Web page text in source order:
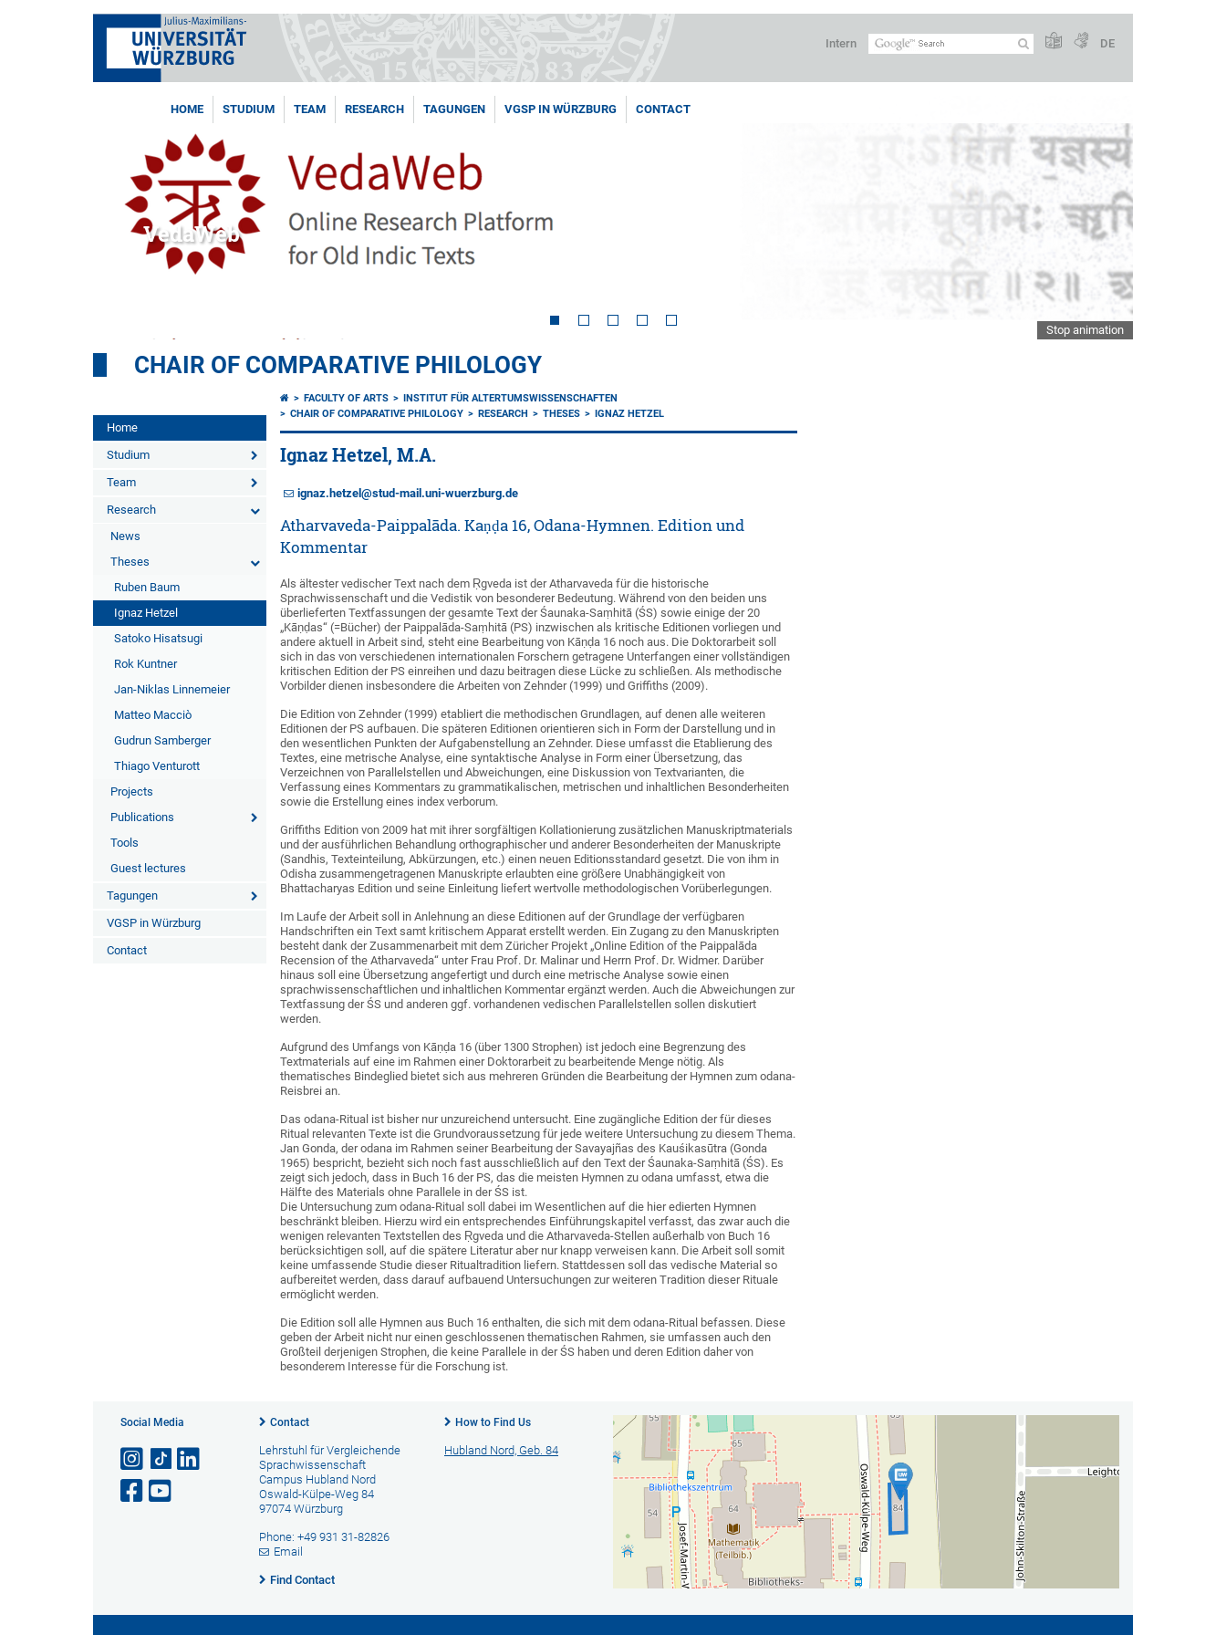
Intern DE
HOME STUDIUM TEAM RESEARCH TAGUNGEN VGSP IN WÜRZBURG CONTACT
VedaWeb
Stop animation
CHAIR OF COMPARATIVE PHILOLOGY
Home
Studium
Team
Research
News
Theses
Ruben Baum
Ignaz Hetzel
Satoko Hisatsugi
Rok Kuntner
Jan-Niklas Linnemeier
Matteo Macciò
Gudrun Samberger
Thiago Venturott
Projects
Publications
Tools
Guest lectures
Tagungen
VGSP in Würzburg
Contact
FACULTY OF ARTS
INSTITUT FÜR ALTERTUMSWISSENSCHAFTEN
CHAIR OF COMPARATIVE PHILOLOGY
RESEARCH THESES IGNAZ HETZEL
Ignaz Hetzel, M.A.
ignaz.hetzel@stud-mail.uni-wuerzburg.de
Atharvaveda-Paippalāda. Kaṇḍa 16, Odana-Hymnen. Edition und
Kommentar
Als ältester vedischer Text nach dem Ṛgveda ist der Atharvaveda für die historische
Sprachwissenschaft und die Vedistik von besonderer Bedeutung. Während von den beiden uns
überlieferten Textfassungen der gesamte Text der Śaunaka-Saṃhitā (ŚS) sowie einige der 20
„Kāṇḍas“ (=Bücher) der Paippalāda-Saṃhitā (PS) inzwischen als kritische Editionen vorliegen und
andere aktuell in Arbeit sind, steht eine Bearbeitung von Kāṇḍa 16 noch aus. Die Doktorarbeit soll
sich in das von verschiedenen internationalen Forschern getragene Unterfangen einer vollständigen
kritischen Edition der PS einreihen und dazu beitragen diese Lücke zu schließen. Als methodische
Vorbilder dienen insbesondere die Arbeiten von Zehnder (1999) und Griffiths (2009).
Die Edition von Zehnder (1999) etabliert die methodischen Grundlagen, auf denen alle weiteren
Editionen der PS aufbauen. Die späteren Editionen orientieren sich in Form der Darstellung und in
den wesentlichen Punkten der Aufgabenstellung an Zehnder. Diese umfasst die Etablierung des
Textes, eine metrische Analyse, eine syntaktische Analyse in Form einer Übersetzung, das
Verzeichnen von Parallelstellen und Abweichungen, eine Diskussion von Textvarianten, die
Verfassung eines Kommentars zu grammatikalischen, metrischen und inhaltlichen Besonderheiten
sowie die Erstellung eines index verborum.
Griffiths Edition von 2009 hat mit ihrer sorgfältigen Kollationierung zusätzlichen Manuskriptmaterials
und der ausführlichen Behandlung orthographischer und anderer Besonderheiten der Manuskripte
(Sandhis, Texteinteilung, Abkürzungen, etc.) einen neuen Editionsstandard gesetzt. Die von ihm in
Odisha zusammengetragenen Manuskripte erlaubten eine größere Unabhängigkeit von
Bhattacharyas Edition und seine Einleitung liefert wertvolle methodologischen Vorüberlegungen.
Im Laufe der Arbeit soll in Anlehnung an diese Editionen auf der Grundlage der verfügbaren
Handschriften ein Text samt kritischem Apparat erstellt werden. Ein Zugang zu den Manuskripten
besteht dank der Zusammenarbeit mit dem Züricher Projekt „Online Edition of the Paippalāda
Recension of the Atharvaveda“ unter Frau Prof. Dr. Malinar und Herrn Prof. Dr. Widmer. Darüber
hinaus soll eine Übersetzung angefertigt und durch eine metrische Analyse sowie einen
sprachwissenschaftlichen und inhaltlichen Kommentar ergänzt werden. Auch die Abweichungen zur
Textfassung der ŚS und anderen ggf. vorhandenen vedischen Parallelstellen sollen diskutiert
werden.
Aufgrund des Umfangs von Kāṇḍa 16 (über 1300 Strophen) ist jedoch eine Begrenzung des
Textmaterials auf eine im Rahmen einer Doktorarbeit zu bearbeitende Menge nötig. Als
thematisches Bindeglied bietet sich aus mehreren Gründen die Bearbeitung der Hymnen zum odana-
Reisbrei an.
Das odana-Ritual ist bisher nur unzureichend untersucht. Eine zugängliche Edition der für dieses
Ritual relevanten Texte ist die Grundvoraussetzung für jede weitere Untersuchung zu diesem Thema.
Jan Gonda, der odana im Rahmen seiner Bearbeitung der Savayajñas des Kauśikasūtra (Gonda
1965) bespricht, bezieht sich noch fast ausschließlich auf den Text der Śaunaka-Saṃhitā (ŚS). Es
zeigt sich jedoch, dass in Buch 16 der PS, das die meisten Hymnen zu odana umfasst, etwa die
Hälfte des Materials ohne Parallele in der ŚS ist.
Die Untersuchung zum odana-Ritual soll dabei im Wesentlichen auf die hier edierten Hymnen
beschränkt bleiben. Hierzu wird ein entsprechendes Einführungskapitel verfasst, das zwar auch die
wenigen relevanten Textstellen des Ṛgveda und die Atharvaveda-Stellen außerhalb von Buch 16
berücksichtigen soll, auf die spätere Literatur aber nur knapp verweisen kann. Die Arbeit soll somit
keine umfassende Studie dieser Ritualtradition liefern. Stattdessen soll das vedische Material so
aufbereitet werden, dass darauf aufbauend Untersuchungen zur weiteren Tradition dieser Rituale
ermöglicht werden.
Die Edition soll alle Hymnen aus Buch 16 enthalten, die sich mit dem odana-Ritual befassen. Diese
geben der Arbeit nicht nur einen geschlossenen thematischen Rahmen, sie umfassen auch den
Großteil derjenigen Strophen, die keine Parallele in der ŚS haben und deren Edition daher von
besonderem Interesse für die Forschung ist.
Social Media Contact
Lehrstuhl für Vergleichende
Sprachwissenschaft
Campus Hubland Nord
Oswald-Külpe-Weg 84
97074 Würzburg
Phone: +49 931 31-82826
Email
Find Contact
How to Find Us
Hubland Nord, Geb. 84